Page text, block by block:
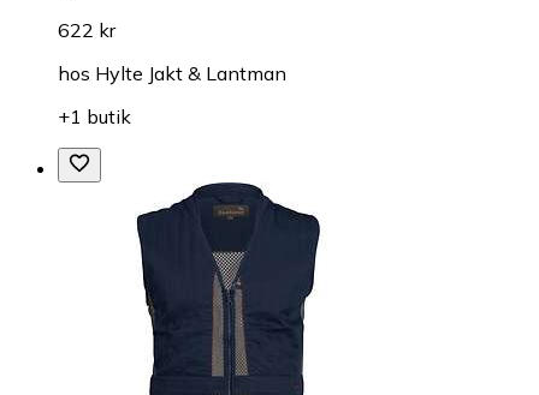
622 kr
hos Hylte Jakt & Lantman
+1 butik